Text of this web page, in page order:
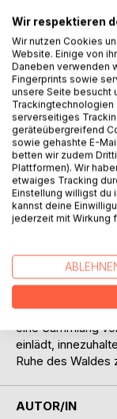
Dieses Buch
durch den Wald
deutschen Lyrik.
Wolfgang von
Fontane, Franz
Droste-Hülshoff
den Weg.
Neben diesen
finden sich auch
auf Natur, Stille
erweitern.
Zwischen den
Wald. Sie greifen
auf, die beim
So entsteht ein
eine Sammlung
einlädt,
Ruhe des Waldes
AUTOR/IN
Wir respektieren
Wir nutzen Cookies
Website. Einige von
Daneben verwenden
Fingerprints sowie
unsere Seite besucht
serverseitiges
geräteübergreifend
sowie gehashte E-
betten wir zudem
Plattformen). Wir
etwaiges Tracking
Einstellung willigst du
kannst deine
jederzeit mit Wirkung